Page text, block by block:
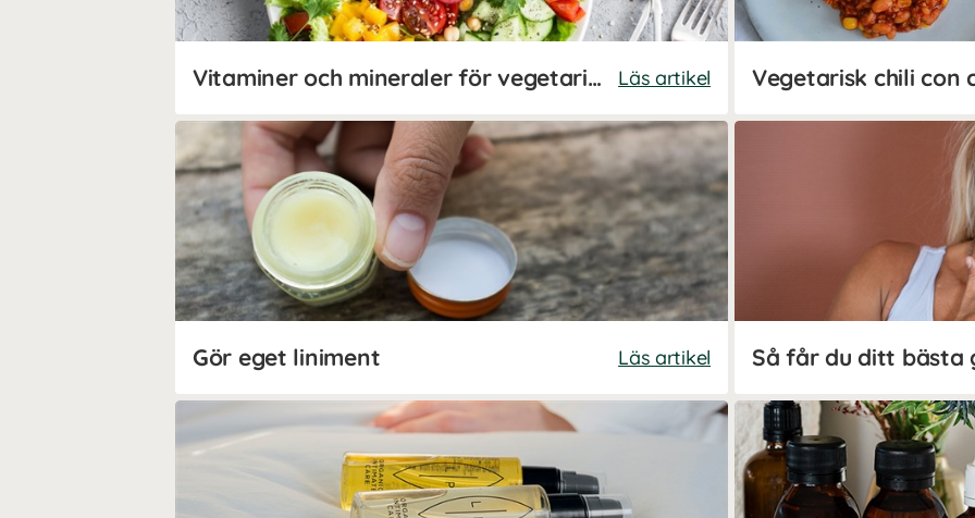
Vitaminer och mineraler för vegetarianer och veganer Läs artikel Vegetarisk chili con
Gör eget liniment Läs artikel Så får du ditt bästa